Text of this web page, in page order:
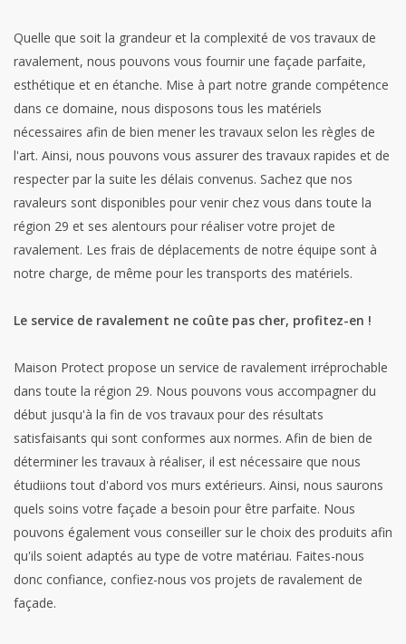
Quelle que soit la grandeur et la complexité de vos travaux de
ravalement, nous pouvons vous fournir une façade parfaite,
esthétique et en étanche. Mise à part notre grande compétence
dans ce domaine, nous disposons tous les matériels
nécessaires afin de bien mener les travaux selon les règles de
l'art. Ainsi, nous pouvons vous assurer des travaux rapides et de
respecter par la suite les délais convenus. Sachez que nos
ravaleurs sont disponibles pour venir chez vous dans toute la
région 29 et ses alentours pour réaliser votre projet de
ravalement. Les frais de déplacements de notre équipe sont à
notre charge, de même pour les transports des matériels.
Le service de ravalement ne coûte pas cher, profitez-en !
Maison Protect propose un service de ravalement irréprochable
dans toute la région 29. Nous pouvons vous accompagner du
début jusqu'à la fin de vos travaux pour des résultats
satisfaisants qui sont conformes aux normes. Afin de bien de
déterminer les travaux à réaliser, il est nécessaire que nous
étudiions tout d'abord vos murs extérieurs. Ainsi, nous saurons
quels soins votre façade a besoin pour être parfaite. Nous
pouvons également vous conseiller sur le choix des produits afin
qu'ils soient adaptés au type de votre matériau. Faites-nous
donc confiance, confiez-nous vos projets de ravalement de
façade.